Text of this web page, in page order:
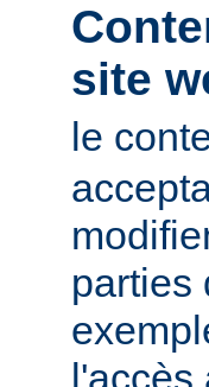
site
le
parties